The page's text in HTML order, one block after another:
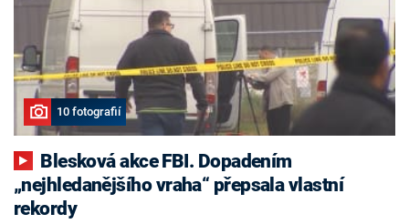
10 fotografií
„nejhledanějšího vraha“ přepsala vlastní
rekordy